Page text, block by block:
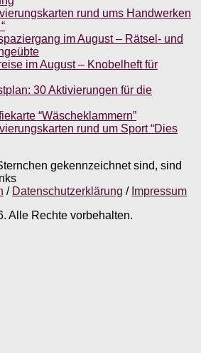
rund ums Handwerken
im August – Rätsel- und
im August – Knobelheft für
30 Aktivierungen für die
“Wäscheklammern”
rund um Sport “Dies
gekennzeichnet sind, sind
/ Datenschutzerklärung / Impressum
Alle Rechte vorbehalten.